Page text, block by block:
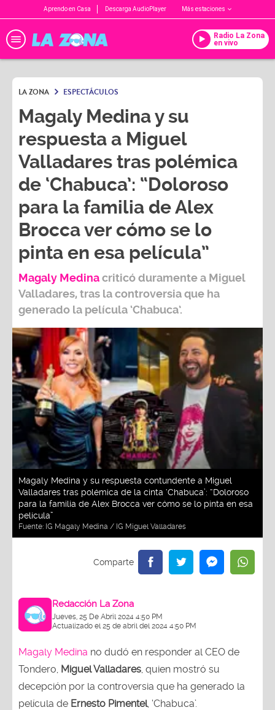
Aprendo en Casa Descarga AudioPlayer Más estaciones
Radio La Zona
en vivo
LA ZONA ESPECTÁCULOS
Magaly Medina y su
respuesta a Miguel
Valladares tras polémica
de ‘Chabuca’: “Doloroso
para la familia de Alex
Brocca ver cómo se lo
pinta en esa película”
Magaly Medinacriticó duramente a Miguel
Valladares, tras la controversia que ha
generado la película ‘Chabuca’.
Magaly Medina y su respuesta contundente a Miguel
Valladares tras polémica de la cinta ‘Chabuca’: “Doloroso
para la familia de Alex Brocca ver cómo se lo pinta en esa
película”
Fuente: IG Magaly Medina / IG Miguel Valladares
Redacción La Zona
Jueves, 25 De Abril 2024 4:50 PM
Actualizado el 25 de abril del 2024 4:50 PM
Magaly Medina no dudó en responder al CEO de
Tondero, Miguel Valladares , quien mostró su
decepción por la controversia que ha generado la
película de Ernesto Pimentel, ‘Chabuca’.